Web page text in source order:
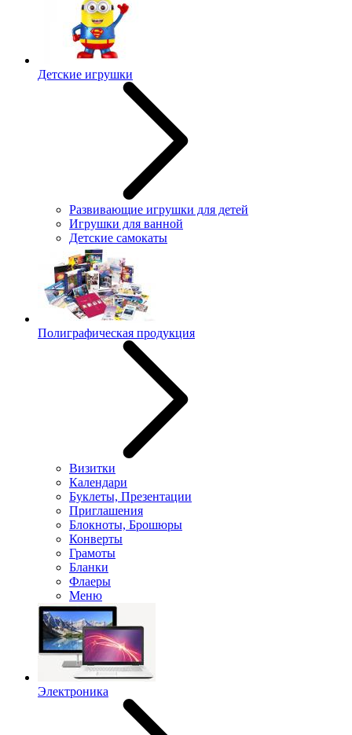
Детские игрушки
Развивающие игрушки для детей
Игрушки для ванной
Детские самокаты
Полиграфическая продукция
Визитки
Календари
Буклеты, Презентации
Приглашения
Блокноты, Брошюры
Конверты
Грамоты
Бланки
Флаеры
Меню
Электроника